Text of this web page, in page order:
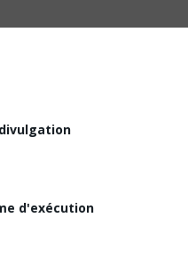
d'exécution